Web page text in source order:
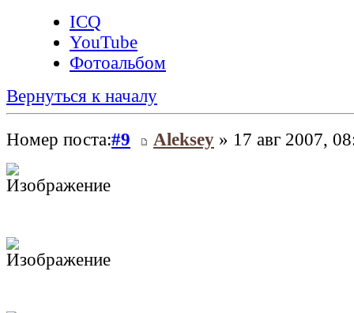
ICQ
YouTube
Фотоальбом
Вернуться к началу
Номер поста:#9 Aleksey » 17 авг 2007,